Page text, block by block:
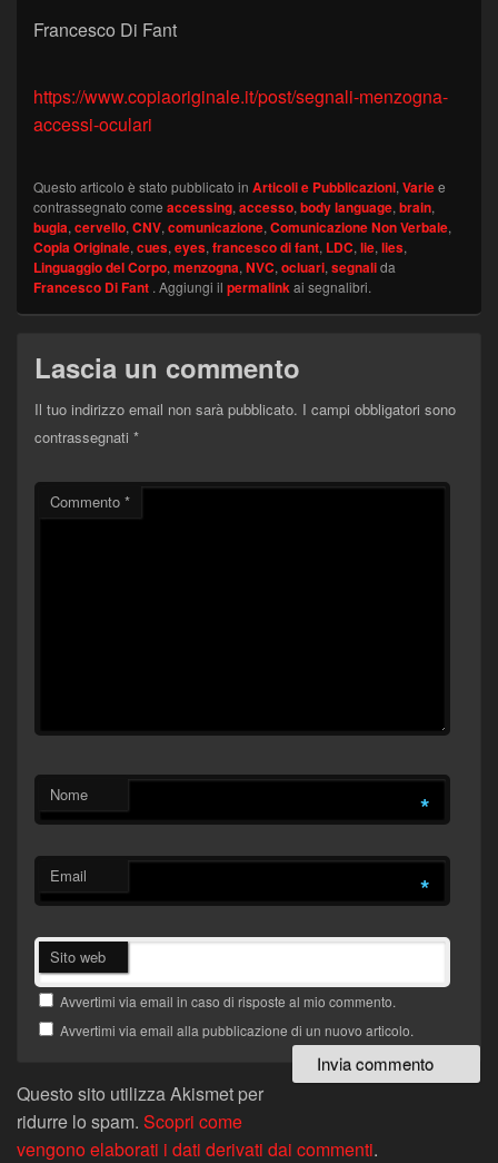
Francesco Di Fant
https://www.copiaoriginale.it/post/segnali-menzogna-
accessi-oculari
Questo articolo è stato pubblicato in Articoli e Pubblicazioni, Variee
contrassegnato come accessing, accesso, body language, brain,
bugia, cervello, CNV, comunicazione, Comunicazione Non Verbale,
Copia Originale, cues, eyes, francesco di fant, LDC, lie, lies,
Linguaggio del Corpo, menzogna, NVC, ocluari, segnalida
Francesco Di Fant . Aggiungi il permalinkai segnalibri.
Lascia un commento
Il tuo indirizzo email non sarà pubblicato. I campi obbligatori sono
contrassegnati *
Commento *
Nome *
Email *
Sito web
Avvertimi via email in caso di risposte al mio commento.
Avvertimi via email alla pubblicazione di un nuovo articolo.
Questo sito utilizza Akismet per
ridurre lo spam. Scopri come
vengono elaborati i dati derivati dai commenti.